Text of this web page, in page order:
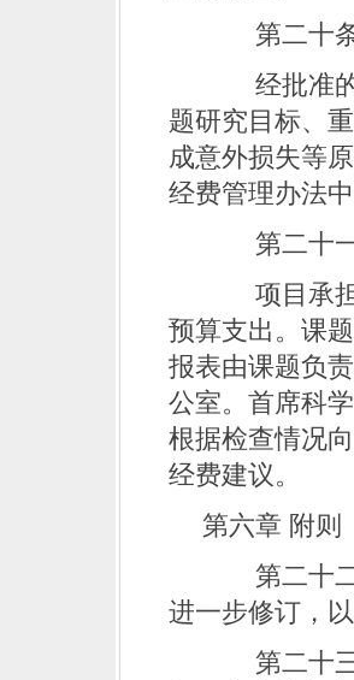
第二十条
经批准的
题研究目标、
成意外损失等
经费管理办法
第二十一
项目承担
预算支出。课
报表由课题负
公室。首席科
根据检查情况
经费建议。
第六章 附则
第二十二
进一步修订，
第二十三